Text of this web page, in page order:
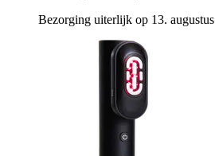
Bezorging uiterlijk op 13. augustus